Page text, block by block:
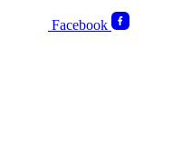
Facebook